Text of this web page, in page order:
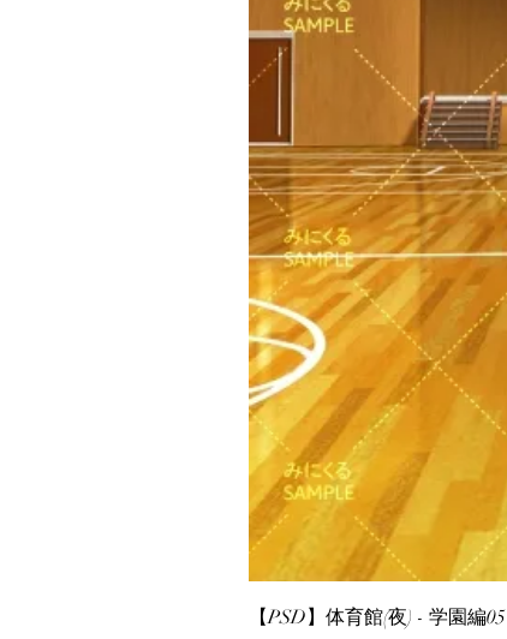
【PSD】体育館(夜) - 学園編05